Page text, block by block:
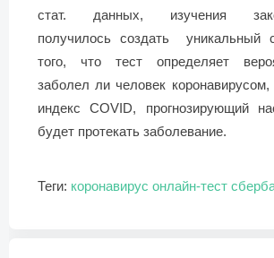
стат. данных, изучения
получилось создать уникальный
того, что тест определяет
заболел ли человек
индекс COVID, прогнозирующий
будет протекать заболевание.
Теги: коронавирус онлайн-тест